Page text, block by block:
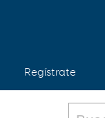
Regístrate